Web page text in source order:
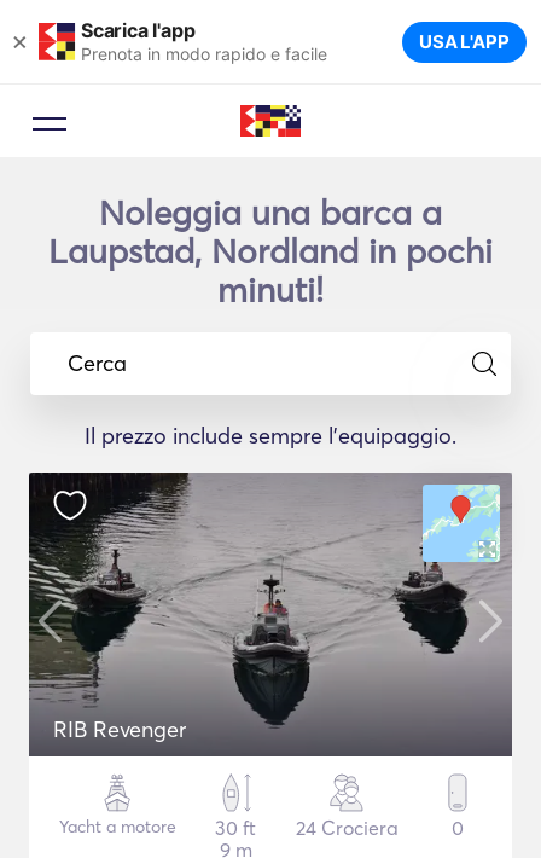
× Scarica l'app
Prenota in modo rapido e facile USA L'APP
Noleggia una barca a
Laupstad, Nordland in pochi
minuti!
Cerca
Il prezzo include sempre l'equipaggio.
RIB Revenger
Yacht a motore
30 ft
9 m
24 Crociera 0